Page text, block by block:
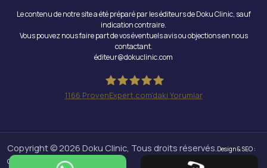
Le contenu de notre site a été préparé par les éditeurs de Doku Clinic, sauf
indication contraire.
Vous pouvez nous faire part de vos éventuels avis ou objections en nous
contactant.
éditeur@dokuclinic.com
1166 ProvenExpert.com'daki Yorumlar
Copyright © 2026 Doku Clinic, Tous droits réservés. Design & SEO :
Crabs Media